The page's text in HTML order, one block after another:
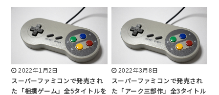
2022年1月2日
スーパーファミコンで発売され
た「相撲ゲーム」全5タイトルを
2022年3月8日
スーパーファミコンで発売され
た「アーク三部作」全3タイトル